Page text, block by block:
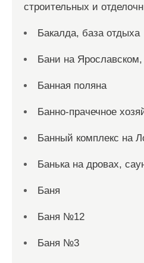
строительных и
Бакалда, база отдыха
Бани на
Банная поляна
Банно-прачечное
Банный комплекс на
Банька на дровах,
Баня
Баня №12
Баня №3